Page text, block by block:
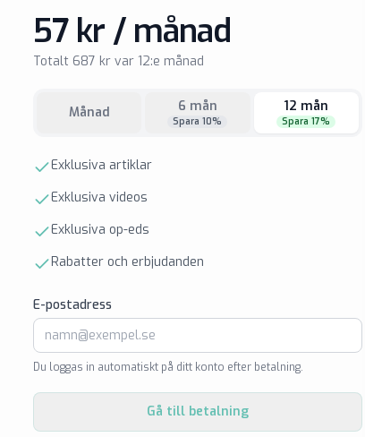
57 kr / månad
Totalt 687 kr var 12:e månad
Månad 6 mån
Spara 10%
12 mån
Spara 17%
Exklusiva artiklar
Exklusiva videos
Exklusiva op-eds
Rabatter och erbjudanden
E-postadress
Du loggas in automatiskt på ditt konto efter betalning.
Gå till betalning